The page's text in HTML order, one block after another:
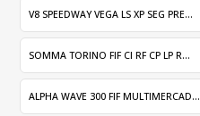
V8 SPEEDWAY VEGA LS XP SEG PRE...
SOMMA TORINO FIF CI RF CP LP R...
ALPHA WAVE 300 FIF MULTIMERCAD...